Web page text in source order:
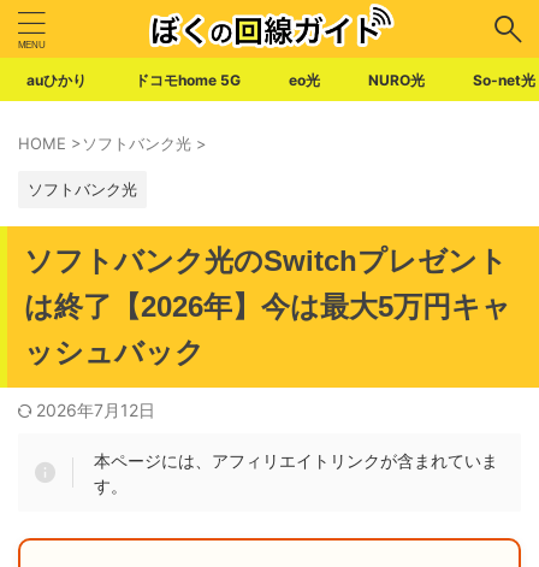
auひかり ドコモhome 5G eo光 NURO光 So-net光
HOME >ソフトバンク光 >
ソフトバンク光
ソフトバンク光のSwitchプレゼント
は終了【2026年】今は最大5万円キャ
ッシュバック
2026年7月12日
本ページには、アフィリエイトリンクが含まれていま
す。